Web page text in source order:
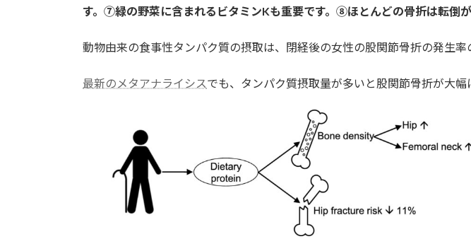
す。⑦緑の野菜に含まれるビタミンKも重要です。⑧ほとんどの骨折は転倒
動物由来の食事性タンパク質の摂取は、閉経後の女性の股関節骨折の発生
最新のメタアナライシスでも、タンパク質摂取量が多いと股関節骨折が大幅